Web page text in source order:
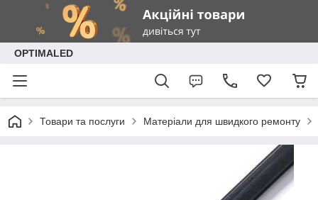
OPTIMALED
Товари та послуги Матеріали для швидкого ремонту